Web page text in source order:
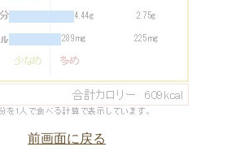
前画面に戻る